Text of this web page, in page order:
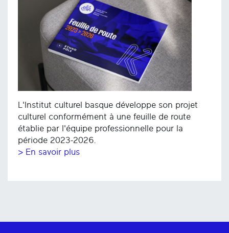
L'Institut culturel basque développe son projet
culturel conformément à une feuille de route
établie par l'équipe professionnelle pour la
période 2023-2026.
> En savoir plus